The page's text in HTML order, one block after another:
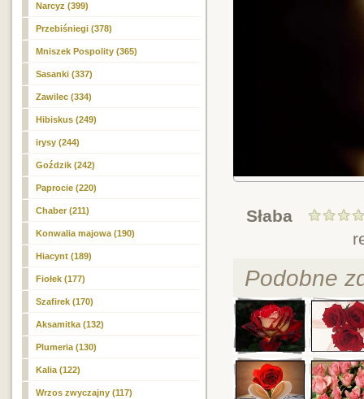
Narcyz (399)
Przebiśniegi (378)
Mniszek Pospolity (365)
Sasanki (337)
Zawilec (334)
Hibiskus (249)
irysy (244)
Goździk (242)
Paprocie (220)
Chaber (211)
Konwalia majowa (190)
Hiacynt (189)
Fiołek (177)
Szafirek (170)
Aksamitka (132)
Plumeria (130)
Kalia (122)
Wrzos zwyczajny (117)
Słaba
Podobne